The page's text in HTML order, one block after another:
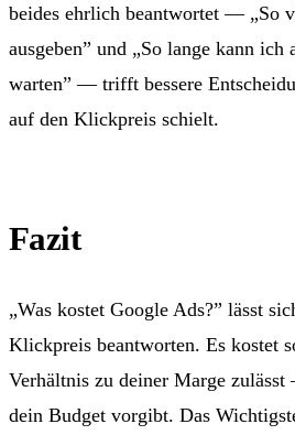
beides ehrlich beantwortet — „So
ausgeben” und „So lange kann ich
warten” — trifft bessere
auf den Klickpreis schielt.
Fazit
„Was kostet Google Ads?” lässt
Klickpreis beantworten. Es kostet
Verhältnis zu deiner Marge
dein Budget vorgibt. Das